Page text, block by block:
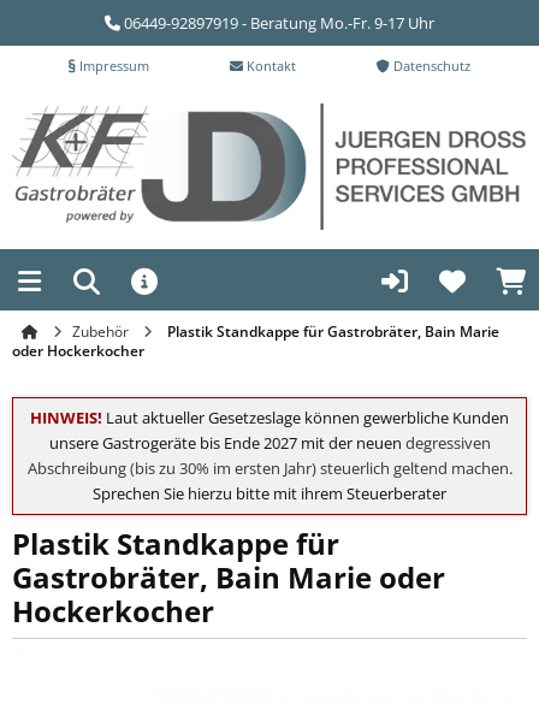
06449-92897919 - Beratung Mo.-Fr. 9-17 Uhr
Impressum Kontakt Datenschutz
Zubehör
Plastik Standkappe für Gastrobräter, Bain Marie
oder Hockerkocher
HINWEIS! Laut aktueller Gesetzeslage können gewerbliche Kunden
unsere Gastrogeräte bis Ende 2027 mit der neuen degressiven
Abschreibung (bis zu 30% im ersten Jahr) steuerlich geltend machen.
Sprechen Sie hierzu bitte mit ihrem Steuerberater
Plastik Standkappe für
Gastrobräter, Bain Marie oder
Hockerkocher